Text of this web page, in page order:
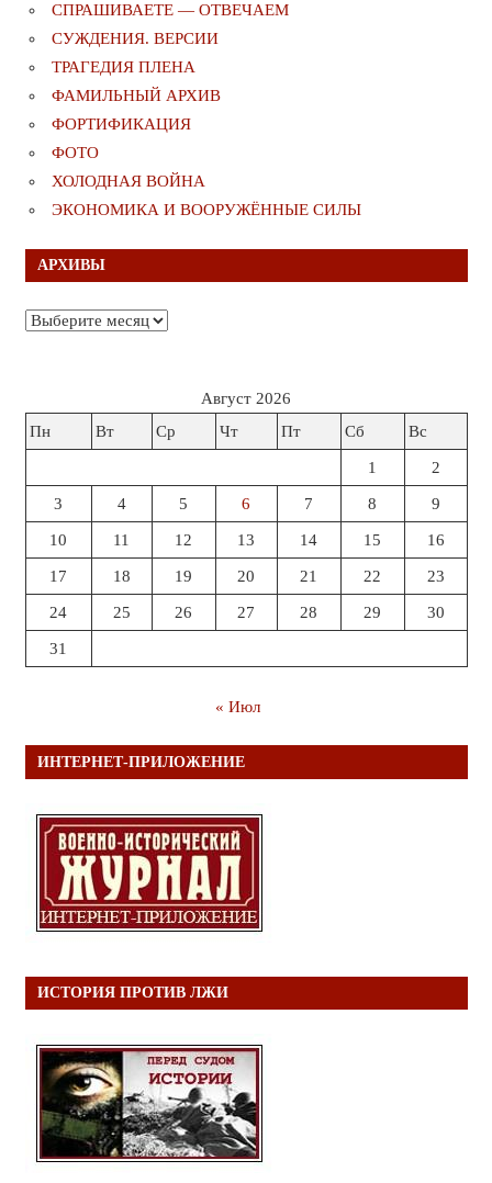
СПРАШИВАЕТЕ — ОТВЕЧАЕМ
СУЖДЕНИЯ. ВЕРСИИ
ТРАГЕДИЯ ПЛЕНА
ФАМИЛЬНЫЙ АРХИВ
ФОРТИФИКАЦИЯ
ФОТО
ХОЛОДНАЯ ВОЙНА
ЭКОНОМИКА И ВООРУЖЁННЫЕ СИЛЫ
АРХИВЫ
Архивы
Август 2026
Пн
Вт Ср Чт Пт Сб Вс
1 2
3 4 5 6 7 8 9
10 11 12 13 14 15 16
17 18 19 20 21 22 23
24 25 26 27 28 29 30
31
« Июл
ИНТЕРНЕТ-ПРИЛОЖЕНИЕ
ИСТОРИЯ ПРОТИВ ЛЖИ